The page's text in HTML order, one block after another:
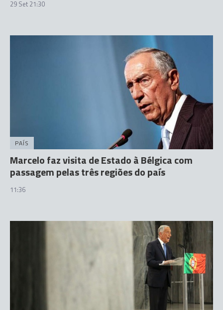
29 Set 21:30
PAÍS
Marcelo faz visita de Estado à Bélgica com
passagem pelas três regiões do país
11:36